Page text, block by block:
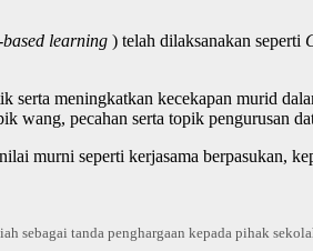
based learning ) telah dilaksanakan seperti
meningkatkan kecekapan murid
wang, pecahan serta topik pengurusan
murni seperti kerjasama berpasukan,
sebagai tanda penghargaan kepada pihak